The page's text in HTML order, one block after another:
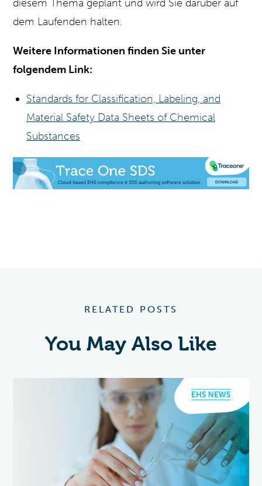
diesem Thema geplant und wird Sie darüber auf
dem Laufenden halten.
Weitere Informationen finden Sie unter
folgendem Link:
Standards for Classification, Labeling, and
Material Safety Data Sheets of Chemical
Substances
RELATED POSTS
You May Also Like